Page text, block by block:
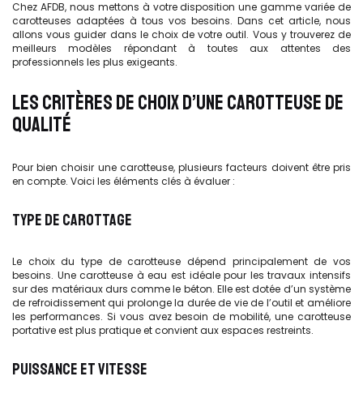
Chez AFDB, nous mettons à votre disposition une gamme variée de
carotteuses adaptées à tous vos besoins. Dans cet article, nous
allons vous guider dans le choix de votre outil. Vous y trouverez de
meilleurs modèles répondant à toutes aux attentes des
professionnels les plus exigeants.
LES CRITÈRES DE CHOIX D’UNE CAROTTEUSE DE
QUALITÉ
Pour bien choisir une carotteuse, plusieurs facteurs doivent être pris
en compte. Voici les éléments clés à évaluer :
TYPE DE CAROTTAGE
Le choix du type de carotteuse dépend principalement de vos
besoins. Une carotteuse à eau est idéale pour les travaux intensifs
sur des matériaux durs comme le béton. Elle est dotée d’un système
de refroidissement qui prolonge la durée de vie de l’outil et améliore
les performances. Si vous avez besoin de mobilité, une carotteuse
portative est plus pratique et convient aux espaces restreints.
PUISSANCE ET VITESSE